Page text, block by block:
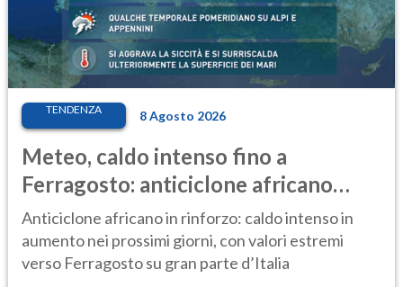
TENDENZA 8 Agosto 2026
Meteo, caldo intenso fino a
Ferragosto: anticiclone africano
ancora protagonista
Anticiclone africano in rinforzo: caldo intenso in
aumento nei prossimi giorni, con valori estremi
verso Ferragosto su gran parte d’Italia